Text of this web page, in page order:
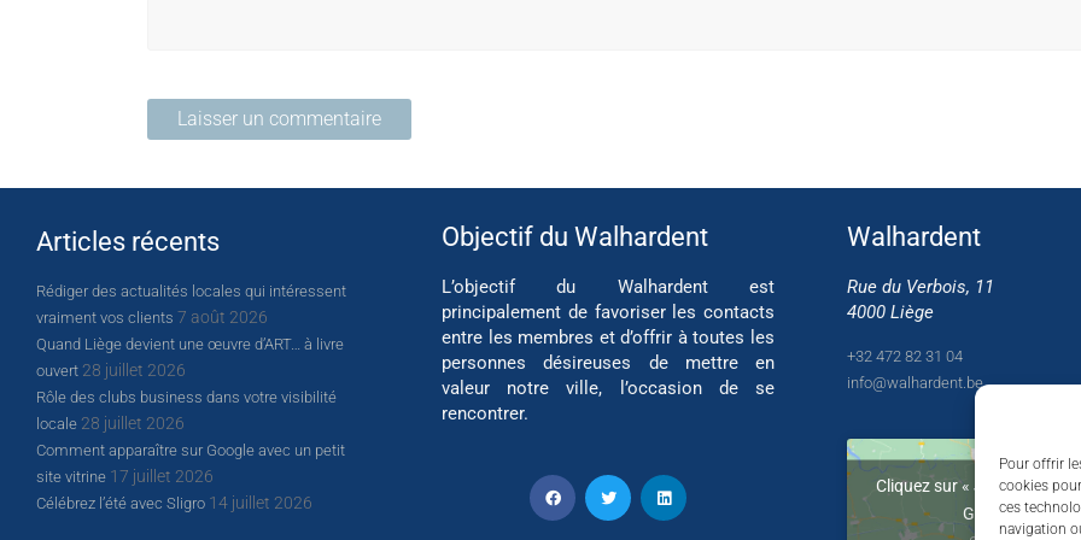
Pour offrir
cookies
ces
navigation
Articles récents
Rédiger des actualités locales qui intéressent
vraiment vos clients 7 août 2026
Quand Liège devient une œuvre d’ART… à livre
ouvert 28 juillet 2026
Rôle des clubs business dans votre visibilité
locale 28 juillet 2026
Comment apparaître sur Google avec un petit
site vitrine 17 juillet 2026
Célébrez l’été avec Sligro 14 juillet 2026
Objectif du Walhardent
L’objectif du Walhardent est
principalement de favoriser les contacts
entre les membres et d’offrir à toutes les
personnes désireuses de mettre en
valeur notre ville, l’occasion de se
rencontrer.
Walhardent
Rue du Verbois, 11
4000 Liège
+32 472 82 31 04
info@walhardent.be
Cliquez sur « J’accepte »
Google maps